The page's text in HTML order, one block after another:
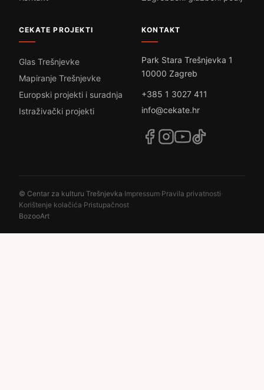
CEKATE PROJEKTI
Glas Trešnjevke
Mapiranje Trešnjevke
Europski projekti i suradnja
Istraživački projekti
KONTAKT
Park Stara Trešnjevka 1
10000 Zagreb
+385 1 3027 411
info@cekate.hr
© Centar za kulturu Trešnjevka·Impressum·Pravila privatnosti·
Korištenje kolačića·Pristupačnost
BozooArt